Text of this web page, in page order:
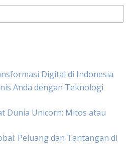
Digital di Indonesia
Anda dengan Teknologi
Dunia Unicorn: Mitos atau
Peluang dan Tantangan di